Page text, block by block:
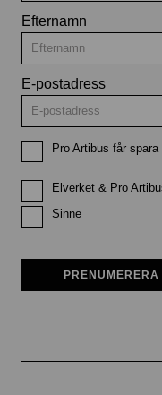
Efternamn
E-postadress
Pro Artibus får
Elverket & Pro
Sinne